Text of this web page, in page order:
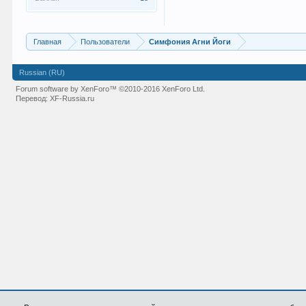
Главная Пользователи Симфония Агни Йоги
Russian (RU)
Forum software by XenForo™©2010-2016 XenForo Ltd.
Перевод:XF-Russia.ru